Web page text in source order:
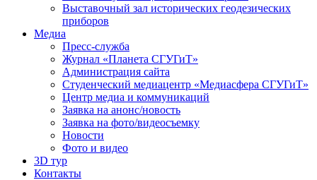
Выставочный зал исторических геодезических
приборов
Медиа
Пресс-служба
Журнал «Планета СГУГиТ»
Администрация сайта
Студенческий медиацентр «Медиасфера СГУГиТ»
Центр медиа и коммуникаций
Заявка на анонс/новость
Заявка на фото/видеосъемку
Новости
Фото и видео
3D тур
Контакты